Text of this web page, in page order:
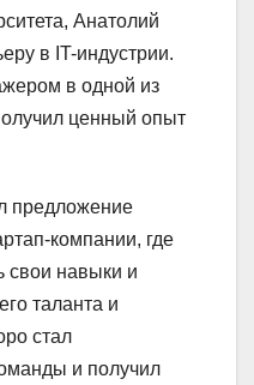
Анатолий
в IT-индустрии.
в одной из
ценный опыт
предложение
компании, где
свои навыки и
таланта и
стал
и получил